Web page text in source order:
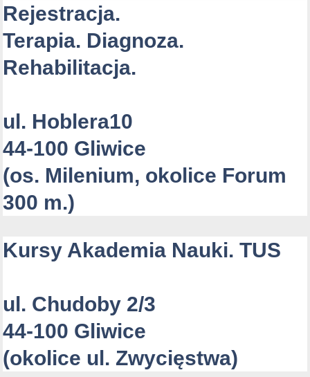
Rejestracja.
Terapia. Diagnoza.
Rehabilitacja.
ul. Hoblera10
44-100 Gliwice
(os. Milenium, okolice Forum
300 m.)
Kursy Akademia Nauki. TUS
ul. Chudoby 2/3
44-100 Gliwice
(okolice ul. Zwycięstwa)